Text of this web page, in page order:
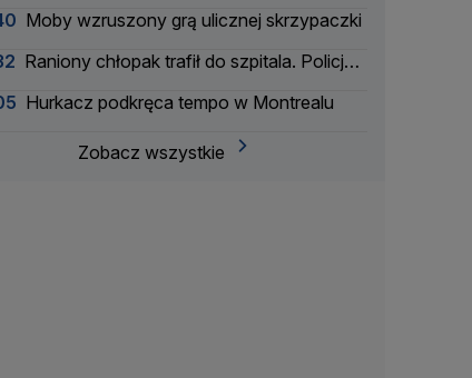
Moby wzruszony grą ulicznej skrzypaczki
Raniony chłopak trafił do szpitala. Policja
Hurkacz podkręca tempo w Montrealu
Zobacz wszystkie